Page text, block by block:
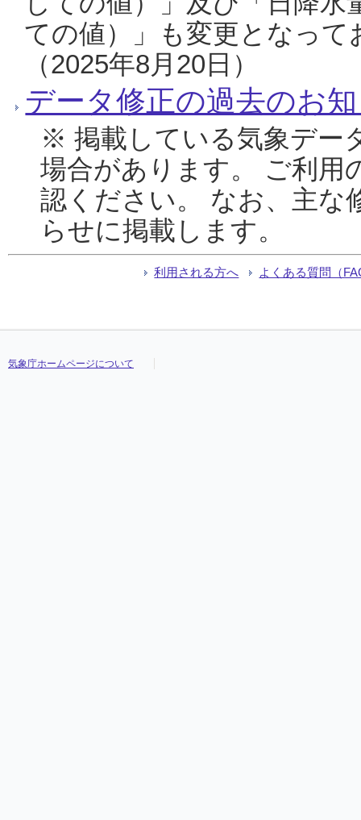
ての値）」も変更となっ
（2025年8月20日）
データ修正の過去のお
※ 掲載している気象デー
場合があります。 ご利用
認ください。 なお、主な
らせに掲載します。
利用される方へ よくある質問（
気象庁ホームページについて